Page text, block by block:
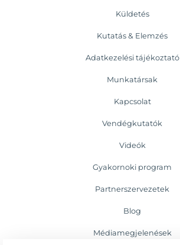
Küldetés
Kutatás & Elemzés
Adatkezelési tájékoztató
Munkatársak
Kapcsolat
Vendégkutatók
Videók
Gyakornoki program
Partnerszervezetek
Blog
Médiamegjelenések